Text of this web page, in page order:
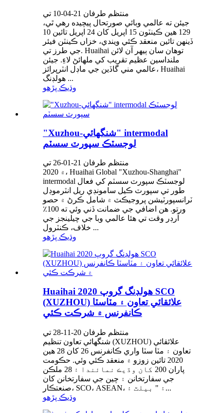
منتظم طرفان 21-04-10 تي
جيئن ته عالمي وبائي صورتحال پيچيده رهي ٿي،
129 هين ڪينٽون 15 اپريل کان 24 اپريل تائين 10
ڏينهن تائين منعقد ڪئي ويندي، خزاں ڪينٽن فيئر
جي طرز تي. Huaihai توهان سان ٻيهر آن لائن
ملنداسين عظيم تقريب کي ملهائڻ لاءِ. جيئن
عالمي مني گاڏين جي ماڊل انٽرپرائز، Huaihai
هولڊنگ ...
وڌيڪ پڙهو
"Xuzhou-شنگھائي" intermodal
لوجسٽڪ سپورٽ سسٽم
منتظم طرفان 21-01-26 تي
2020 ۾، Huaihai Global "Xuzhou-Shanghai"
intermodal لوجسٽڪ سپورٽ سسٽم کي فعال
طور تي سپورٽ ڪيل سامونڊي ريل انٽرموڊل
ٽرانسپورٽيشن پروجيڪٽ ۾ شامل ڪرڻ ۾ حصو
ورتو. هن اضافي جي ضمانت ڏني وئي ته 100٪
آرڊر وقت تي هئا عالمي وبا جي چيلينجز جي
خلاف، ڪنٽرول ...
وڌيڪ پڙهو
Huaihai هولڊنگ گروپ 2020 SCO
(XUZHOU) علائقائي تعاون ۽ مٽاسٽا
ڪانفرنس ۾ شرڪت ڪئي
منتظم طرفان 20-11-28 تي
شنگھائي تعاون تنظيم (XUZHOU) علائقائي
تعاون ۽ مٽا سٽا واري ڪانفرنس 26 کان 28 هين
2020 تائين زوزو ۾ منعقد ڪئي وئي. حڪومت
پاران 200 کان وڌيڪ نمائندا ۽ 28 ملڪن
جي سفارتخانن ۽ چين جي سفارتخانن کان
صنعتڪار، SCO، ASEAN، ۽ " بيلٽ ۽...
وڌيڪ پڙهو